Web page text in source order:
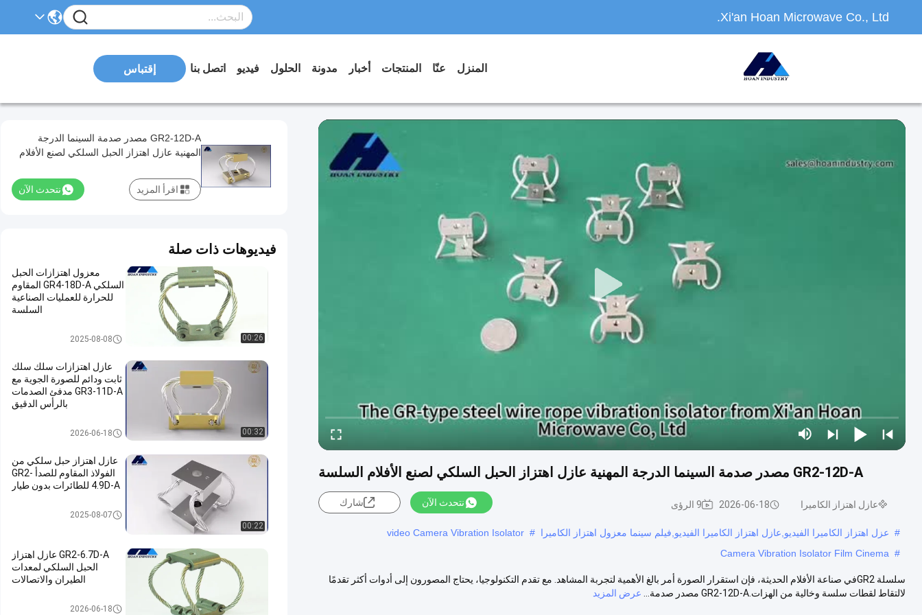
Xi'an Hoan Microwave Co., Ltd.
المنزل عنّا المنتجات أخبار مدونة الحلول فيديو اتصل بنا إقتباس
GR2-12D-A مصدر صدمة السينما الدرجة المهنية عازل اهتزاز الحبل السلكي لصنع الأفلام السلسة
عازل اهتزاز الكاميرا 2026-06-18 9 الرؤى نتحدث الآن شارك
# عزل اهتزاز الكاميرا الفيديو,عازل اهتزاز الكاميرا الفيديو,فيلم سينما معزول اهتزاز الكاميرا #
video Camera Vibration Isolator
#
Camera Vibration Isolator Film Cinema
سلسلة GR2في صناعة الأفلام الحديثة، فإن استقرار الصورة أمر بالغ الأهمية لتجربة المشاهد. مع تقدم التكنولوجيا، يحتاج المصورون إلى أدوات أكثر تقدمًا
لالتقاط لقطات سلسة وخالية من الهزات.GR2-12D-A مصدر صدمة...
عرض المزيد
GR2-12D-A مصدر صدمة السينما الدرجة
المهنية عازل اهتزاز الحبل السلكي لصنع الأفلام
نتحدث الآن اقرأ المزيد
فيديوهات ذات صلة
00:26
معزول اهتزازات الحبل
السلكي GR4-18D-A المقاوم
للحرارة للعمليات الصناعية
السلسة
عازل اهتزاز الكاميرا2025-08-08
00:32
عازل اهتزازات سلك سلك
ثابت ودائم للصورة الجوية مع
GR3-11D-A مدفئ الصدمات
بالرأس الدقيق
عازل اهتزاز الكاميرا2026-06-18
00:22
عازل اهتزاز حبل سلكي من
الفولاذ المقاوم للصدأ GR2-
4.9D-A للطائرات بدون طيار
عازل اهتزاز الكاميرا2025-08-07
GR2-6.7D-A عازل اهتزاز
الحبل السلكي لمعدات
الطيران والاتصالات
عازل اهتزاز الكاميرا2026-06-18